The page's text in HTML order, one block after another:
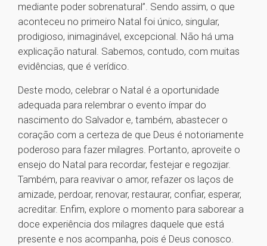
mediante poder sobrenatural”. Sendo assim, o que
aconteceu no primeiro Natal foi único, singular,
prodigioso, inimaginável, excepcional. Não há uma
explicação natural. Sabemos, contudo, com muitas
evidências, que é verídico.
Deste modo, celebrar o Natal é a oportunidade
adequada para relembrar o evento ímpar do
nascimento do Salvador e, também, abastecer o
coração com a certeza de que Deus é notoriamente
poderoso para fazer milagres. Portanto, aproveite o
ensejo do Natal para recordar, festejar e regozijar.
Também, para reavivar o amor, refazer os laços de
amizade, perdoar, renovar, restaurar, confiar, esperar,
acreditar. Enfim, explore o momento para saborear a
doce experiência dos milagres daquele que está
presente e nos acompanha, pois é Deus conosco.